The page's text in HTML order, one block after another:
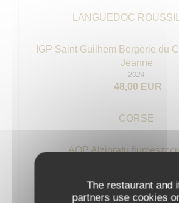
The restaurant and
partners use cookies
LANGUEDOC
IGP Saint Guilhem Bergerie du
Jeanne
2024
48,00 EUR
CORSE
AOP Alzipratu